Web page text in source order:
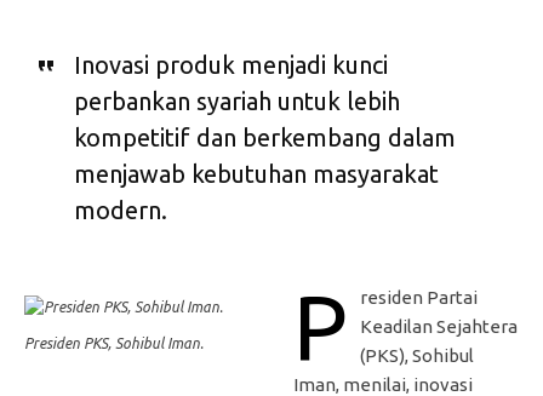
Inovasi produk menjadi kunci
perbankan syariah untuk lebih
kompetitif dan berkembang dalam
menjawab kebutuhan masyarakat
modern.
Presiden PKS, Sohibul Iman. P
residen Partai
Keadilan Sejahtera
(PKS), Sohibul
Iman, menilai, inovasi